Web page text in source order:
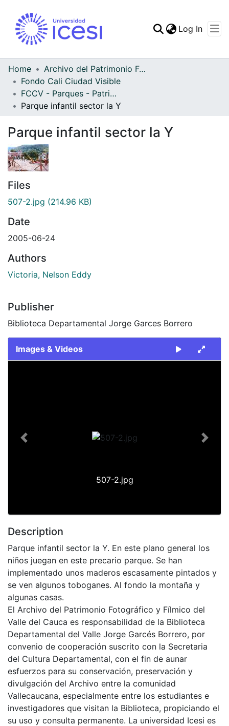
Log In
Home
Archivo del Patrimonio Fotográfico y Fílmico del Valle del Cauca
Fondo Cali Ciudad Visible
FCCV - Parques - Patrimonial
Parque infantil sector la Y
Parque infantil sector la Y
Files
507-2.jpg (214.96 KB)
Date
2005-06-24
Authors
Victoria, Nelson Eddy
Publisher
Biblioteca Departamental Jorge Garces Borrero
Images & Videos
507-2.jpg
Previous Next
Description
Parque infantil sector la Y. En este plano general los
niños juegan en este precario parque. Se han
implementado unos maderos escasamente pintados y
se ven algunos toboganes. Al fondo la montaña y
algunas casas.
El Archivo del Patrimonio Fotográfico y Fílmico del
Valle del Cauca es responsabilidad de la Biblioteca
Departamental del Valle Jorge Garcés Borrero, por
convenio de cooperación suscrito con la Secretaria
del Cultura Departamental, con el fin de aunar
esfuerzos para su conservación, preservación y
divulgación del Archivo entre la comunidad
Vallecaucana, especialmente entre los estudiantes e
investigadores que visitan la Biblioteca, propiciando el
su uso y consulta permanente. La universidad Icesi es